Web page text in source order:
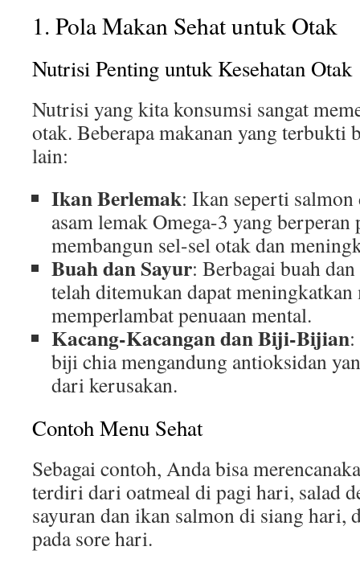
1. Pola Makan Sehat untuk Otak
Nutrisi Penting untuk Kesehatan Otak
Nutrisi yang kita konsumsi sangat
otak. Beberapa makanan yang terbukti
lain:
Ikan Berlemak: Ikan seperti salmon
asam lemak Omega-3 yang
membangun sel-sel otak dan
Buah dan Sayur: Berbagai buah
telah ditemukan dapat
memperlambat penuaan mental.
Kacang-Kacangan dan Biji-Bijian
biji chia mengandung antioksidan
dari kerusakan.
Contoh Menu Sehat
Sebagai contoh, Anda bisa
terdiri dari oatmeal di pagi hari, salad
sayuran dan ikan salmon di siang hari,
pada sore hari.